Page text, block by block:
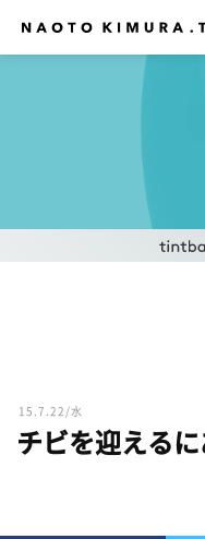
15.7.22/水
チビを迎える